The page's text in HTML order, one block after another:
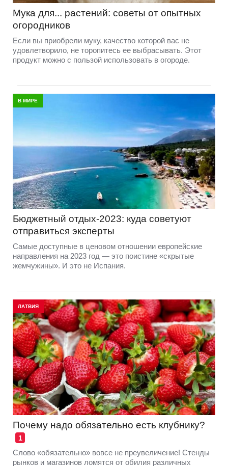
Мука для... растений: советы от опытных
огородников
Если вы приобрели муку, качество которой вас не
удовлетворило, не торопитесь ее выбрасывать. Этот
продукт можно с пользой использовать в огороде.
В МИРЕ
Бюджетный отдых-2023: куда советуют
отправиться эксперты
Самые доступные в ценовом отношении европейские
направления на 2023 год — это поистине «скрытые
жемчужины». И это не Испания.
ЛАТВИЯ
Почему надо обязательно есть клубнику?
1
Слово «обязательно» вовсе не преувеличение! Стенды
рынков и магазинов ломятся от обилия различных